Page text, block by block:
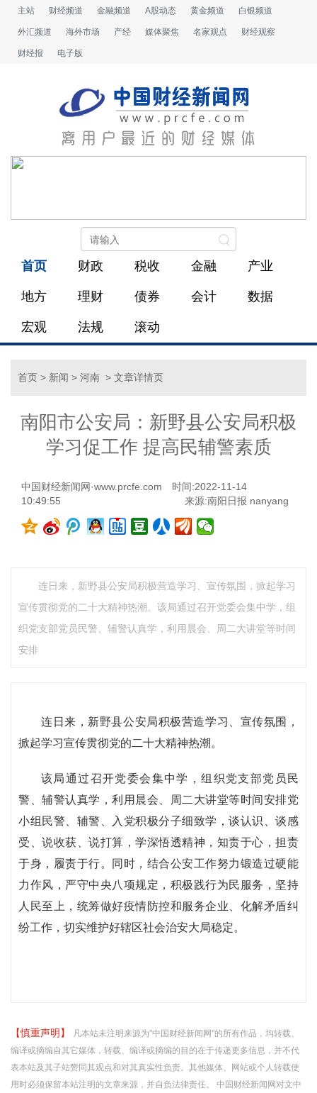
主站 财经频道 金融频道 A股动态 黄金频道 白银频道
外汇频道 海外市场 产经 媒体聚焦 名家观点 财经观察
财经报 电子版
首页 财政 税收 金融 产业
地方 理财 债券 会计 数据
宏观 法规 滚动
首页 > 新闻 > 河南 > 文章详情页
南阳市公安局：新野县公安局积极
学习促工作 提高民辅警素质
中国财经新闻网·www.prcfe.com
时间:2022-11-14
10:49:55
来源:南阳日报 nanyang
连日来，新野县公安局积极营造学习、宣传氛围，掀起学习
宣传贯彻党的二十大精神热潮。该局通过召开党委会集中学，组
织党支部党员民警、辅警认真学，利用晨会、周二大讲堂等时间
安排
连日来，新野县公安局积极营造学习、宣传氛围，
掀起学习宣传贯彻党的二十大精神热潮。
该局通过召开党委会集中学，组织党支部党员民
警、辅警认真学，利用晨会、周二大讲堂等时间安排党
小组民警、辅警、入党积极分子细致学，谈认识、谈感
受、说收获、说打算，学深悟透精神，知责于心，担责
于身，履责于行。同时，结合公安工作努力锻造过硬能
力作风，严守中央八项规定，积极践行为民服务，坚持
人民至上，统筹做好疫情防控和服务企业、化解矛盾纠
纷工作，切实维护好辖区社会治安大局稳定。
【慎重声明】
凡本站未注明来源为"中国财经新闻网"的所有作品，均转载、
编译或摘编自其它媒体，转载、编译或摘编的目的在于传递更多信息，并不代
表本站及其子站赞同其观点和对其真实性负责。其他媒体、网站或个人转载使
用时必须保留本站注明的文章来源，并自负法律责任。 中国财经新闻网对文中